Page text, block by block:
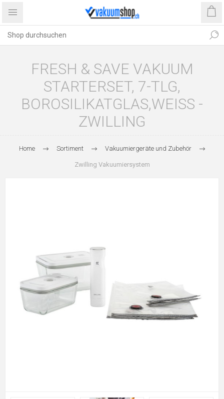
FRESH & SAVE VAKUUM
STARTERSET, 7-TLG,
BOROSILIKATGLAS,WEISS -
ZWILLING
Home Sortiment Vakuumiergeräte und Zubehör
Zwilling Vakuumiersystem